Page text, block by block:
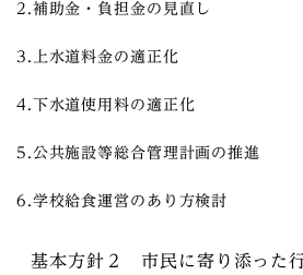
2.補助金・負担金の見直し
3.上水道料金の適正化
4.下水道使用料の適正化
5.公共施設等総合管理計画の推進
6.学校給食運営のあり方検討
基本方針２ 市民に寄り添った